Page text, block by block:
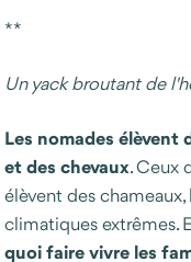
**
Un yack broutant de
Les nomades élèvent
et des chevaux. Ceux
élèvent des
climatiques extrêmes.
quoi faire vivre les